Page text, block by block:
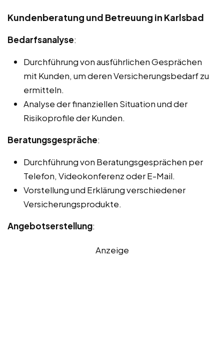
Kundenberatung und Betreuung in Karlsbad
Bedarfsanalyse:
Durchführung von ausführlichen Gesprächen
mit Kunden, um deren Versicherungsbedarf zu
ermitteln.
Analyse der finanziellen Situation und der
Risikoprofile der Kunden.
Beratungsgespräche:
Durchführung von Beratungsgesprächen per
Telefon, Videokonferenz oder E-Mail.
Vorstellung und Erklärung verschiedener
Versicherungsprodukte.
Angebotserstellung:
Anzeige